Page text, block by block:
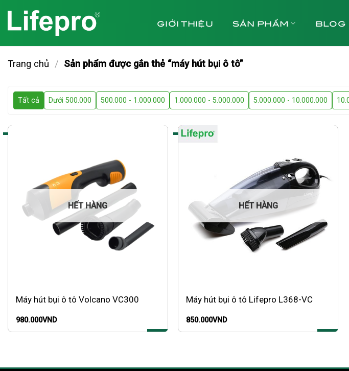
nội
dung
GIỚI THIỆU SẢN PHẨM BLOG
Trang chủ / Sản phẩm được gắn thẻ “máy hút bụi ô tô”
Tất cả Dưới 500.000 500.000 - 1.000.000 1.000.000 - 5.000.000 5.000.000 - 10.000.000
HẾT HÀNG
Máy hút bụi ô tô Volcano VC300
980.000VND
HẾT HÀNG
Máy hút bụi ô tô Lifepro L368-VC
850.000VND